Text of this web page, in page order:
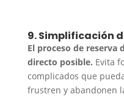
9. Simplificación
El proceso de reserva
directo posible. Evita
complicados que
frustren y abandonen